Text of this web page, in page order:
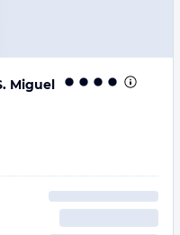
Miguel